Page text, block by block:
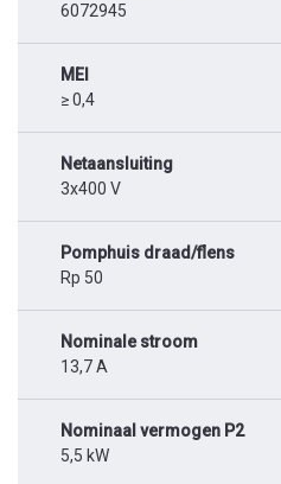
6072945
MEI
≥ 0,4
Netaansluiting
3x400 V
Pomphuis draad/flens
Rp 50
Nominale stroom
13,7 A
Nominaal vermogen P2
5,5 kW